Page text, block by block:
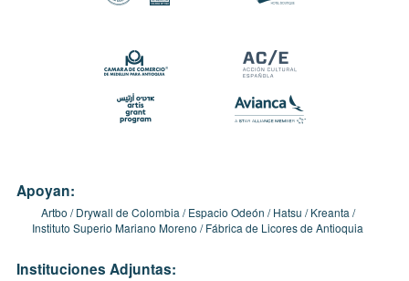
Apoyan:
Artbo Drywall de Colombia Espacio Odeón Hatsu
Kreanta
Instituto Superio Mariano Moreno
Fábrica de Licores de Antioquia
Instituciones Adjuntas: